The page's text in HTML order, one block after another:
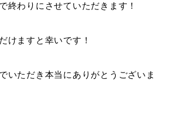
終わりにさせていただきます！
けますと幸いです！
いただき本当にありがとうございま